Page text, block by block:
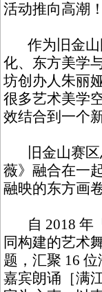
活动推向高潮！
作为旧金山
化、东方美学
坊创办人朱丽
很多艺术美学
效结合到一个
旧金山赛区
薇》融合在一
融映的东方画卷
自 2018 年
同构建的艺术
题，汇聚 16
嘉宾朗诵［满